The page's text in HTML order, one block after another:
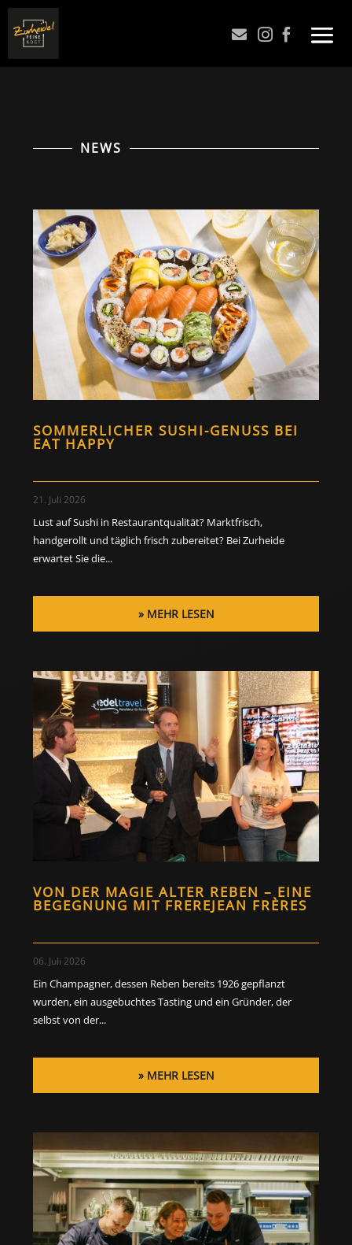
  
NEWS
SOMMERLICHER SUSHI-GENUSS BEI
EAT HAPPY
21. Juli 2026
Lust auf Sushi in Restaurantqualität? Marktfrisch,
handgerollt und täglich frisch zubereitet? Bei Zurheide
erwartet Sie die...
MEHR LESEN
VON DER MAGIE ALTER REBEN – EINE
BEGEGNUNG MIT FREREJEAN FRÈRES
06. Juli 2026
Ein Champagner, dessen Reben bereits 1926 gepflanzt
wurden, ein ausgebuchtes Tasting und ein Gründer, der
selbst von der...
MEHR LESEN